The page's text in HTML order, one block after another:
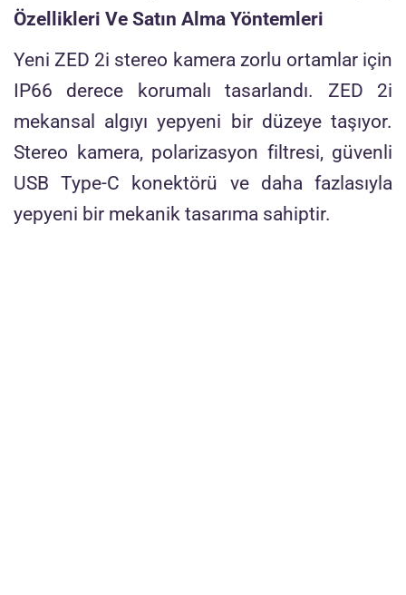
Özellikleri Ve Satın Alma Yöntemleri
Yeni ZED 2i stereo kamera zorlu ortamlar için
IP66 derece korumalı tasarlandı. ZED 2i
mekansal algıyı yepyeni bir düzeye taşıyor.
Stereo kamera, polarizasyon filtresi, güvenli
USB Type-C konektörü ve daha fazlasıyla
yepyeni bir mekanik tasarıma sahiptir.